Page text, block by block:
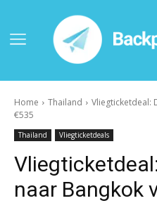
Home Thailand
Vliegticketdeal:
€535
Thailand Vliegticketdeals
naar Bangkok